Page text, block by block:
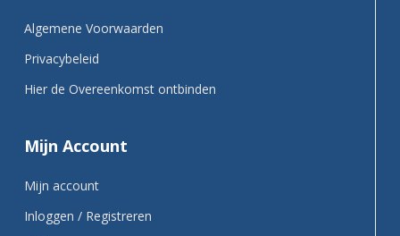
Algemene Voorwaarden
Privacybeleid
Hier de Overeenkomst ontbinden
Mijn Account
Mijn account
Inloggen / Registreren